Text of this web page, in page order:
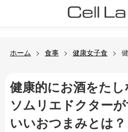
ホーム 食事 健康女子食
健康的にお酒をた
ソムリエドクター
いいおつまみとは？